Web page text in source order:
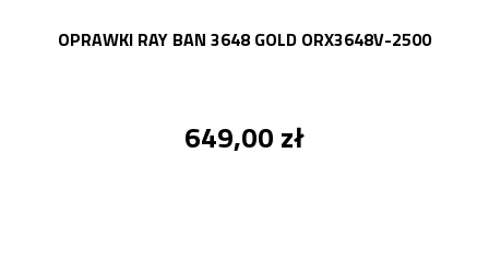
OPRAWKI RAY BAN 3648 GOLD ORX3648V-2500
649,00 zł